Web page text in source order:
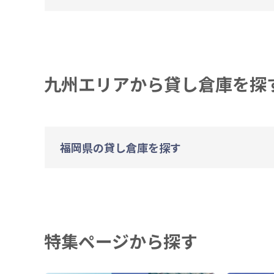
九州エリアから貸し倉庫を探
福岡県の貸し倉庫を探す
特集ページから探す